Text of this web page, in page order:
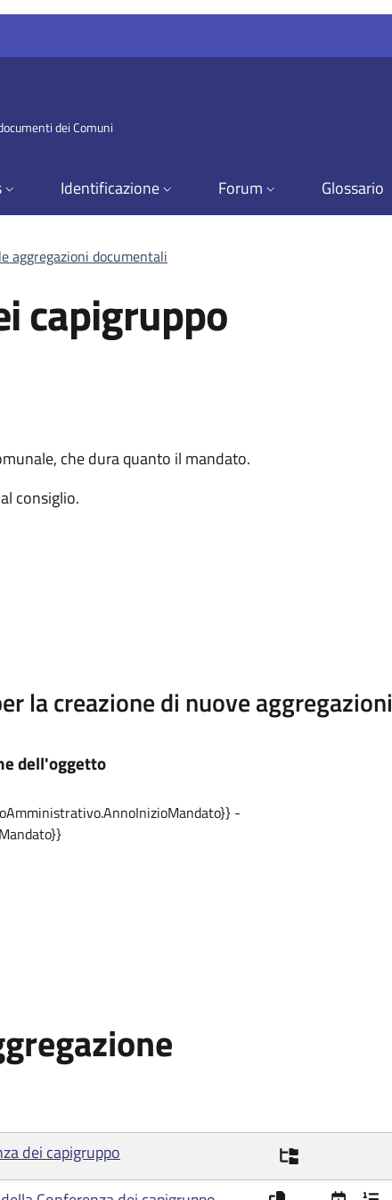
dei Comuni
Identificazione Forum Glossario
aggregazioni documentali
capigruppo
che dura quanto il mandato.
consiglio.
la creazione di nuove aggregazioni
dell'oggetto
-
dei capigruppo